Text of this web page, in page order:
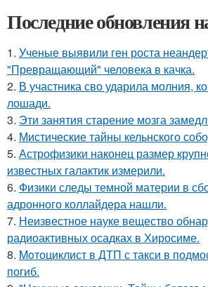
Последние обновления
1. Ученые выявили ген роста
"Превращающий" человека в качка.
2. В участника сво ударила молния,
лошади.
3. Эти занятия старение мозга
4. Мистические тайны кельнского
5. Астрофизики наконец размер
известных галактик измерили.
6. Физики следы темной материи в
адронного коллайдера нашли.
7. Неизвестное науке вещество
радиоактивных осадках в Хиросиме.
8. Moтоциклист в ДТП с такси в
погиб.